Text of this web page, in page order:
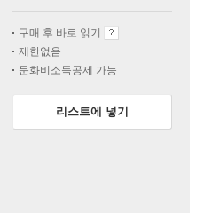
구매 후 바로 읽기
제한없음
문화비소득공제 가능
리스트에 넣기